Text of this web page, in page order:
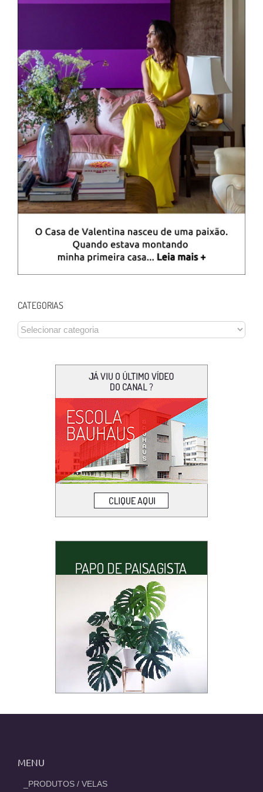
CATEGORIAS
CATEGORIAS
MENU
_PRODUTOS / VELAS